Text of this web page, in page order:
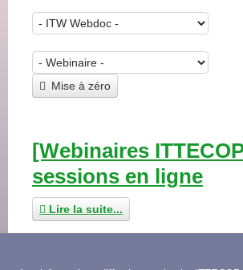
Mise à zéro
[Webinaires
sessions en ligne
Lire la suite...